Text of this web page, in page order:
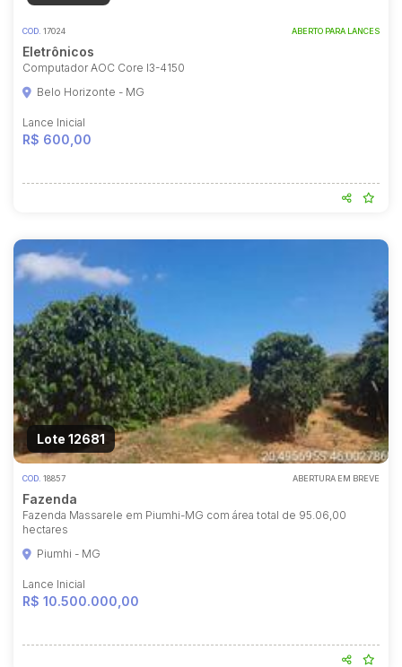
COD. 17024 ABERTO PARA LANCES
Eletrônicos
Computador AOC Core I3-4150
Belo Horizonte - MG
Lance Inicial
R$ 600,00
Lote 12681
COD. 18857 ABERTURA EM BREVE
Fazenda
Fazenda Massarele em Piumhi-MG com área total de 95.06,00
hectares
Piumhi - MG
Lance Inicial
R$ 10.500.000,00